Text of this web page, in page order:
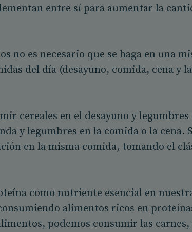
entre sí para aumentar la
no es necesario que se haga en una
del día (desayuno, comida, cena y
cereales en el desayuno y
y legumbres en la comida o la
en la misma comida, tomando el
como nutriente esencial en
alimentos ricos en
podemos consumir las carnes,